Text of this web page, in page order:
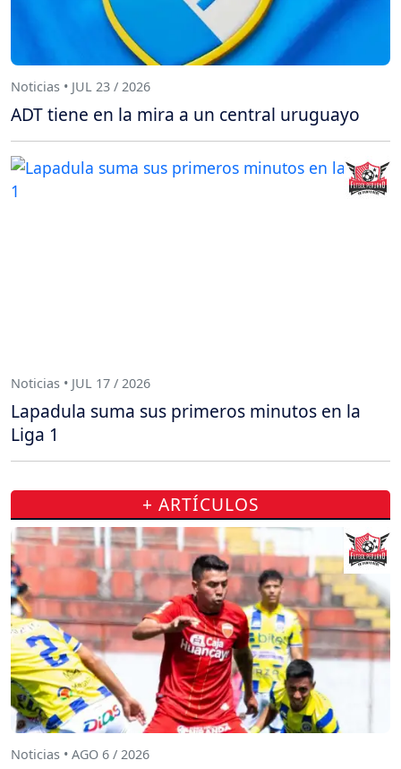
Noticias • JUL 23 / 2026
ADT tiene en la mira a un central uruguayo
Noticias • JUL 17 / 2026
Lapadula suma sus primeros minutos en la
Liga 1
+ ARTÍCULOS
Noticias • AGO 6 / 2026